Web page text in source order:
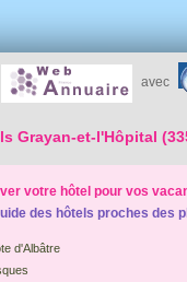
avec
Grayan-et-l'Hôpital
votre hôtel pour vos
des hôtels proches des
d'Albâtre